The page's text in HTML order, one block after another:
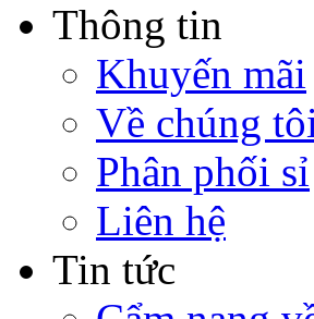
Thông tin
Khuyến mãi
Về chúng
Phân phối sỉ
Liên hệ
Tin tức